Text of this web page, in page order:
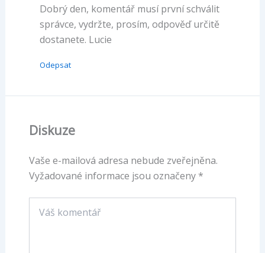
Dobrý den, komentář musí první schválit
správce, vydržte, prosím, odpověď určitě
dostanete. Lucie
Odepsat
Diskuze
Vaše e-mailová adresa nebude zveřejněna.
Vyžadované informace jsou označeny *
komentář